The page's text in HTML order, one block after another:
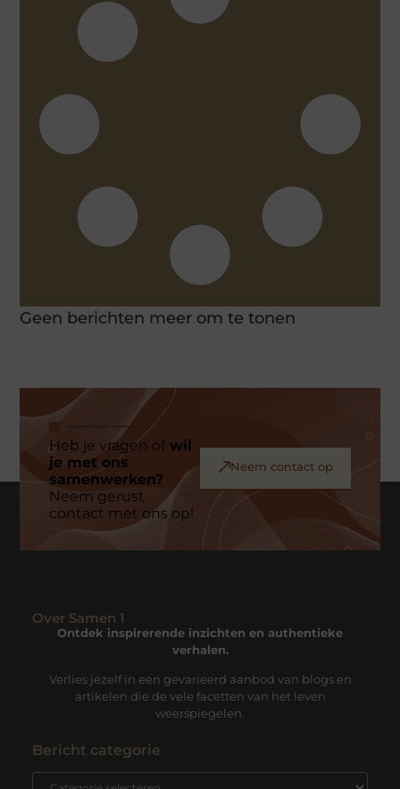
Geen berichten meer om te tonen
Heb je vragen ofwil
je met ons
samenwerken?
Neem gerust
contact met ons op!
Neem contact op
Over Samen 1
Ontdek inspirerende inzichten en authentieke
verhalen.
Verlies jezelf in een gevarieerd aanbod van blogs en
artikelen die de vele facetten van het leven
weerspiegelen.
Bericht categorie